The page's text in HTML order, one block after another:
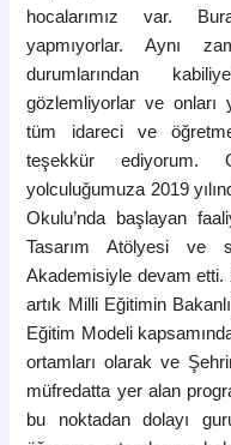
hocalarımız var.
yapmıyorlar. Aynı
durumlarından
gözlemliyorlar veonları
tüm idareci ve
teşekkür ediyorum.
yolculuğumuza 2019
Okulu’nda başlayan
Tasarım Atölyesi ve
Akademisiyle devam etti.
artık Milli Eğitimin
Eğitim Modeli
ortamları olarak ve
müfredatta yer alan
bu noktadan dolayı